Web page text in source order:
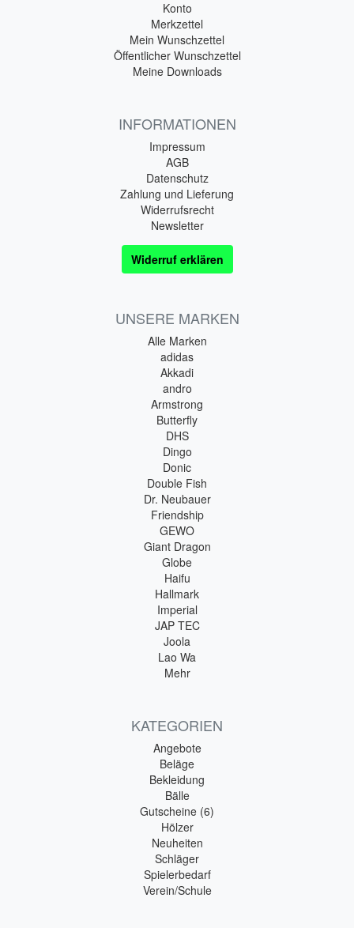
Konto
Merkzettel
Mein Wunschzettel
Öffentlicher Wunschzettel
Meine Downloads
INFORMATIONEN
Impressum
AGB
Datenschutz
Zahlung und Lieferung
Widerrufsrecht
Newsletter
Widerruf erklären
UNSERE MARKEN
Alle Marken
adidas
Akkadi
andro
Armstrong
Butterfly
DHS
Dingo
Donic
Double Fish
Dr. Neubauer
Friendship
GEWO
Giant Dragon
Globe
Haifu
Hallmark
Imperial
JAP TEC
Joola
Lao Wa
Mehr
KATEGORIEN
Angebote
Beläge
Bekleidung
Bälle
Gutscheine (6)
Hölzer
Neuheiten
Schläger
Spielerbedarf
Verein/Schule